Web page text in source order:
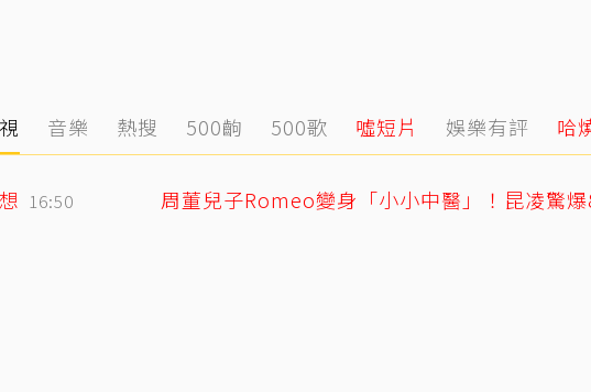
音樂 熱搜 500齣 500歌 噓短片 娛樂有評 哈
16:50 周董兒子Romeo變身「小小中醫」！昆凌驚